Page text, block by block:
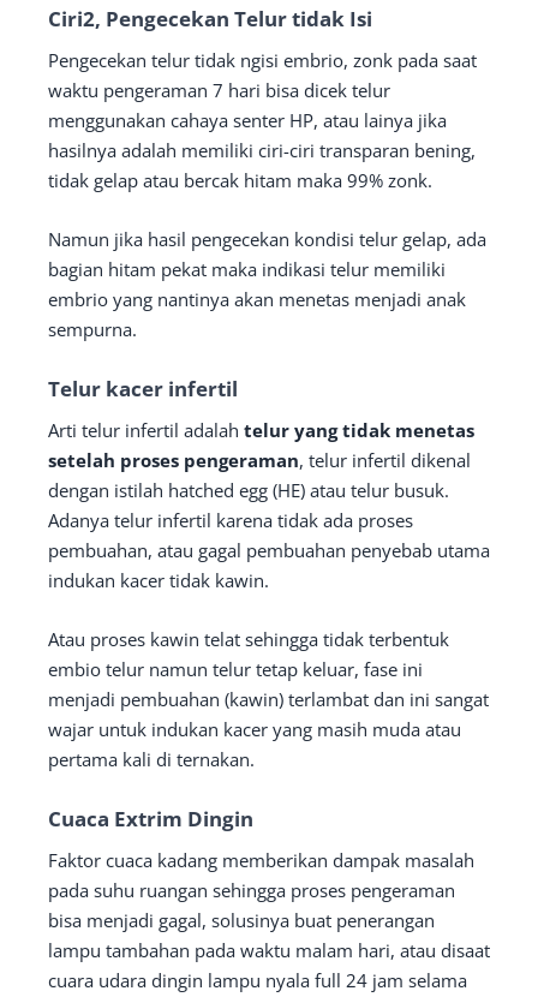
Ciri2, Pengecekan Telur tidak Isi
Pengecekan telur tidak ngisi embrio, zonk pada saat
waktu pengeraman 7 hari bisa dicek telur
menggunakan cahaya senter HP, atau lainya jika
hasilnya adalah memiliki ciri-ciri transparan bening,
tidak gelap atau bercak hitam maka 99% zonk.
Namun jika hasil pengecekan kondisi telur gelap, ada
bagian hitam pekat maka indikasi telur memiliki
embrio yang nantinya akan menetas menjadi anak
sempurna.
Telur kacer infertil
Arti telur infertil adalah telur yang tidak menetas
setelah proses pengeraman, telur infertil dikenal
dengan istilah hatched egg (HE) atau telur busuk.
Adanya telur infertil karena tidak ada proses
pembuahan, atau gagal pembuahan penyebab utama
indukan kacer tidak kawin.
Atau proses kawin telat sehingga tidak terbentuk
embio telur namun telur tetap keluar, fase ini
menjadi pembuahan (kawin) terlambat dan ini sangat
wajar untuk indukan kacer yang masih muda atau
pertama kali di ternakan.
Cuaca Extrim Dingin
Faktor cuaca kadang memberikan dampak masalah
pada suhu ruangan sehingga proses pengeraman
bisa menjadi gagal, solusinya buat penerangan
lampu tambahan pada waktu malam hari, atau disaat
cuara udara dingin lampu nyala full 24 jam selama